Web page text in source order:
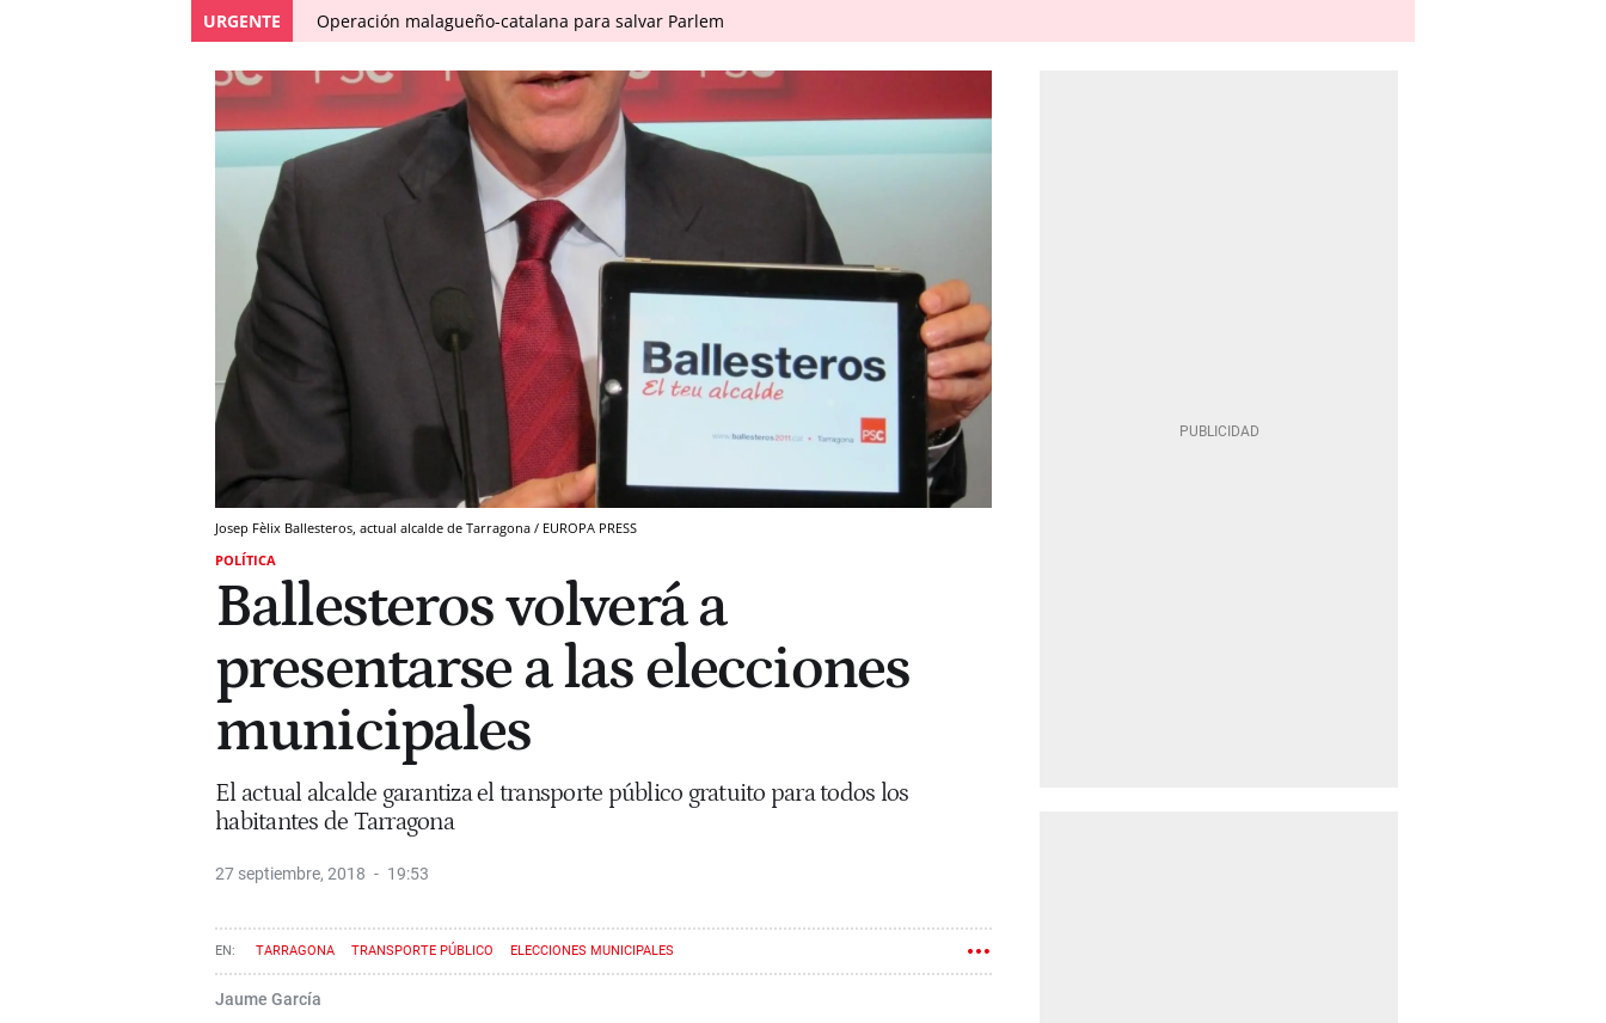
URGENTE Operación malagueño-catalana para salvar Parlem
Josep Fèlix Ballesteros, actual alcalde de Tarragona / EUROPA PRESS
POLÍTICA
Ballesteros volverá a
presentarse a las elecciones
municipales
El actual alcalde garantiza el transporte público gratuito para todos los
habitantes de Tarragona
27 septiembre, 2018 19:53
TARRAGONA TRANSPORTE PÚBLICO ELECCIONES MUNICIPALES
Jaume García